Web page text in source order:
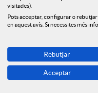
S
o
c
visitades).
Pots acceptar, configurar o
en aquest avís. Si necessites més
Rebutjar
Acceptar